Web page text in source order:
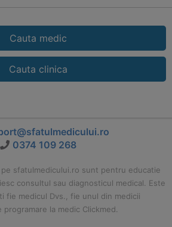
Cauta medic
Cauta clinica
0374 109 268
sfatulmedicului.ro sunt pentru educatie
consultul sau diagnosticul medical. Este
fie medicul Dvs., fie unul din medicii
la medic Clickmed.